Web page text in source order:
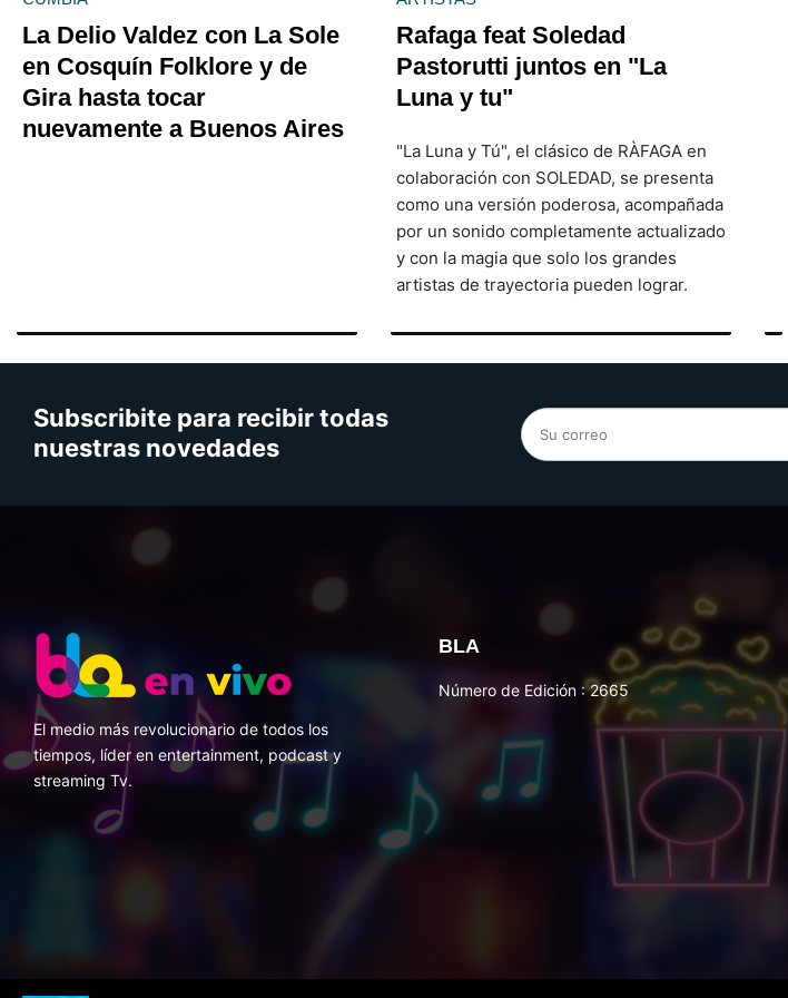
La Delio Valdez con La Sole
en Cosquín Folklore y de
Gira hasta tocar
nuevamente a Buenos Aires
Rafaga feat Soledad
Pastorutti juntos en "La
Luna y tu"
"La Luna y Tú", el clásico de RÀFAGA en
colaboración con SOLEDAD, se presenta
como una versión poderosa, acompañada
por un sonido completamente actualizado
y con la magia que solo los grandes
artistas de trayectoria pueden lograr.
Subscribite para recibir todas
nuestras novedades
El medio más revolucionario de todos los
tiempos, líder en entertainment, podcast y
streaming Tv.
BLA
Número de Edición : 2665